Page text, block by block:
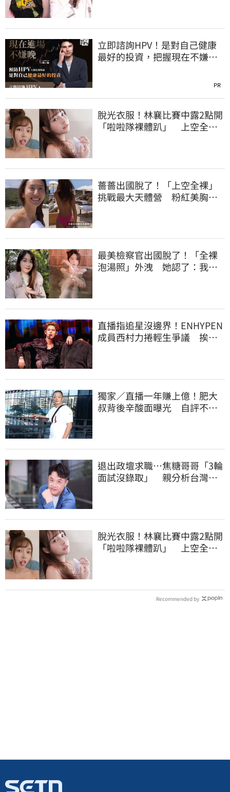
立即諮詢HPV！是對自己健康
最好的投資，把握現在不嫌
PR
脫光衣服！林襄比賽中露2點開
「啦啦隊裸體趴」 上空全裸
薔薔出國脫了！「上空全裸」
挑戰最大天體營 粉紅美胸被
最美檢察官出國脫了！「全裸
泡湯照」外洩 她認了：我一
直播指追星沒邊界！ENHYPEN
成員西村力捲輕生爭議 挨
獨家／直播一年賺上億！肥大
叔背後辛酸面曝光 自評不及
退出政壇求職…焦糖哥哥「3輪
面試沒錄取」 親分析台灣職
脫光衣服！林襄比賽中露2點開
「啦啦隊裸體趴」 上空全裸
Recommended by